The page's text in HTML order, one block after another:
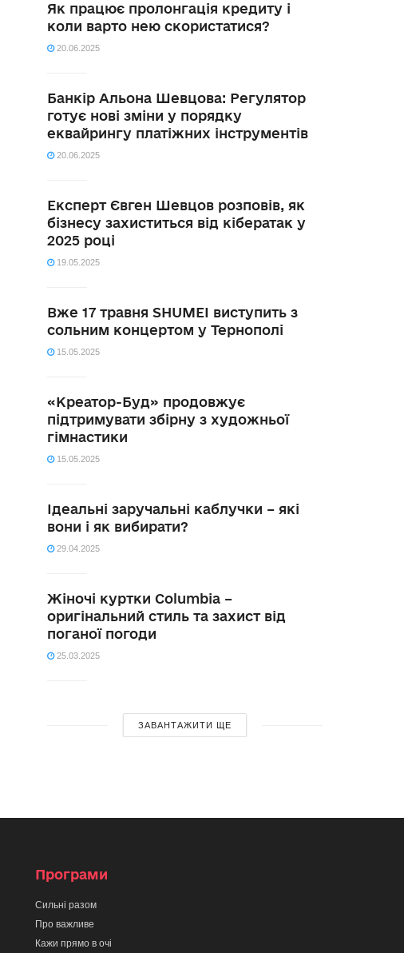
Як працює пролонгація кредиту і
коли варто нею скористатися?
20.06.2025
Банкір Альона Шевцова: Регулятор
готує нові зміни у порядку
еквайрингу платіжних інструментів
20.06.2025
Експерт Євген Шевцов розповів, як
бізнесу захиститься від кібератак у
2025 році
19.05.2025
Вже 17 травня SHUMEI виступить з
сольним концертом у Тернополі
15.05.2025
«Креатор-Буд» продовжує
підтримувати збірну з художньої
гімнастики
15.05.2025
Ідеальні заручальні каблучки – які
вони і як вибирати?
29.04.2025
Жіночі куртки Columbia –
оригінальний стиль та захист від
поганої погоди
25.03.2025
ЗАВАНТАЖИТИ ЩЕ
Програми
Сильні разом
Про важливе
Кажи прямо в очі